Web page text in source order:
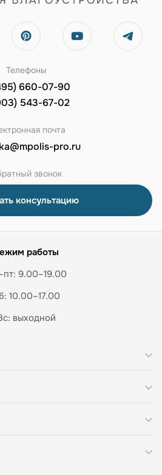
Телефоны
660-07-90
543-67-02
почта
pro.ru
звонок
консультацию
работы
9.00–19.00
10.00–17.00
выходной